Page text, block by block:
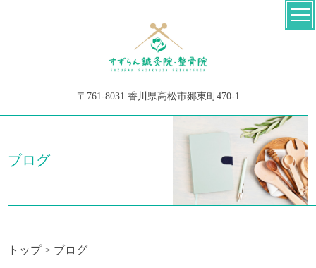
〒761-8031 香川県高松市郷東町470-1
ブログ
トップ> ブログ